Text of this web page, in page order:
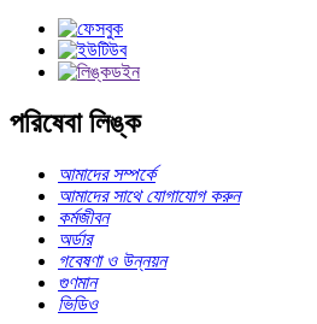
পরিষেবা লিঙ্ক
আমাদের সম্পর্কে
আমাদের সাথে যোগাযোগ করুন
কর্মজীবন
অর্ডার
গবেষণা ও উন্নয়ন
গুণমান
ভিডিও